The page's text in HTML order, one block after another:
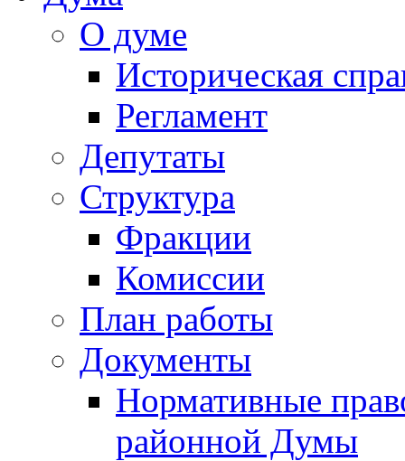
О думе
Историческая
Регламент
Депутаты
Структура
Фракции
Комиссии
План работы
Документы
Нормативные
районной Думы